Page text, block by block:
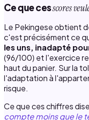
Ce que cesscores
Le Pekingese obtient
c'est précisément ce
les uns, inadapté
(96/100) et l'exercice
haut du panier. Sur la
l'adaptation à
risque.
Ce que ces chiffres
compte moins que le